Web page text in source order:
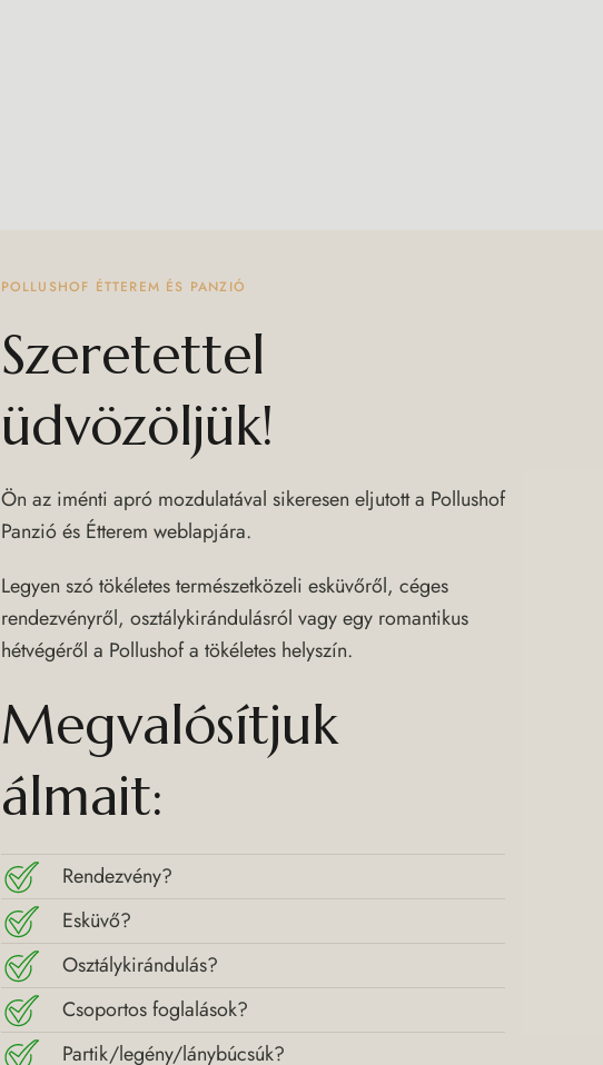
POLLUSHOF ÉTTEREM ÉS PANZIÓ
Szeretettel
üdvözöljük!
Ön az iménti apró mozdulatával sikeresen eljutott a Pollushof
Panzió és Étterem weblapjára.
Legyen szó tökéletes természetközeli esküvőről, céges
rendezvényről, osztálykirándulásról vagy egy romantikus
hétvégéről a Pollushof a tökéletes helyszín.
Megvalósítjuk
álmait:
Rendezvény?
Esküvő?
Osztálykirándulás?
Csoportos foglalások?
Partik/legény/lánybúcsúk?